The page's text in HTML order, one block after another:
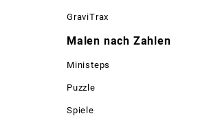
GraviTrax
Malen nach Zahlen
Ministeps
Puzzle
Spiele